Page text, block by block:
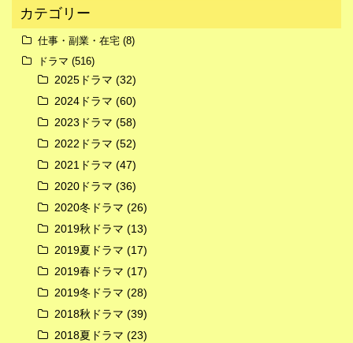
カテゴリー
仕事・副業・在宅 (8)
ドラマ (516)
2025ドラマ (32)
2024ドラマ (60)
2023ドラマ (58)
2022ドラマ (52)
2021ドラマ (47)
2020ドラマ (36)
2020冬ドラマ (26)
2019秋ドラマ (13)
2019夏ドラマ (17)
2019春ドラマ (17)
2019冬ドラマ (28)
2018秋ドラマ (39)
2018夏ドラマ (23)